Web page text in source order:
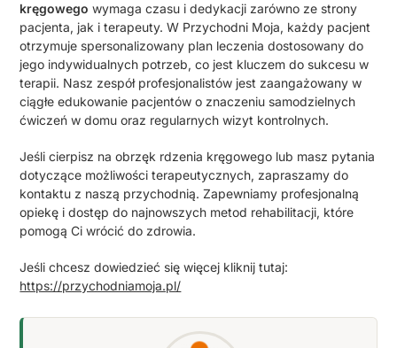
kręgowego wymaga czasu i dedykacji zarówno ze strony
pacjenta, jak i terapeuty. W Przychodni Moja, każdy pacjent
otrzymuje spersonalizowany plan leczenia dostosowany do
jego indywidualnych potrzeb, co jest kluczem do sukcesu w
terapii. Nasz zespół profesjonalistów jest zaangażowany w
ciągłe edukowanie pacjentów o znaczeniu samodzielnych
ćwiczeń w domu oraz regularnych wizyt kontrolnych.
Jeśli cierpisz na obrzęk rdzenia kręgowego lub masz pytania
dotyczące możliwości terapeutycznych, zapraszamy do
kontaktu z naszą przychodnią. Zapewniamy profesjonalną
opiekę i dostęp do najnowszych metod rehabilitacji, które
pomogą Ci wrócić do zdrowia.
Jeśli chcesz dowiedzieć się więcej kliknij tutaj:
https://przychodniamoja.pl/